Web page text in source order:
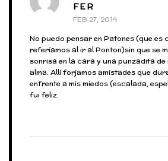
FER
FEB 27, 2014
No puedo pensar en Patones (que es
referíamos al ir al Ponton)sin que se
sonrisa en la cara y una punzadita de
alma. Allí forjamos amistades que
enfrente a mis miedos (escalada,
fui feliz.